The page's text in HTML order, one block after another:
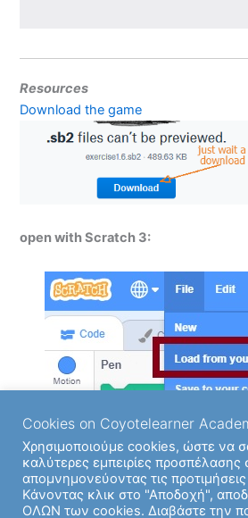
Resources
Download the game
open with Scratch 3:
Back to Ενότητα
Cookies on Coyotelearner
Χρησιμοποιούμε cookies, ώστε να
καλύτερες εμπειρίες προσπέλασης
απομνημονεύοντας τις
Κάνοντας κλικ στο "Αποδοχή",
ΟΛΩΝ των cookies. Διαβάστε την